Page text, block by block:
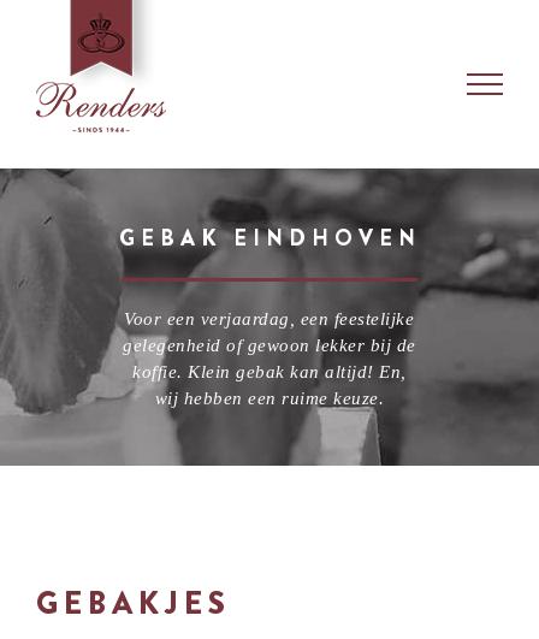
content
GEBAK EINDHOVEN
Voor een verjaardag, een feestelijke
gelegenheid of gewoon lekker bij de
koffie. Klein gebak kan altijd! En,
wij hebben een ruime keuze.
GEBAKJES